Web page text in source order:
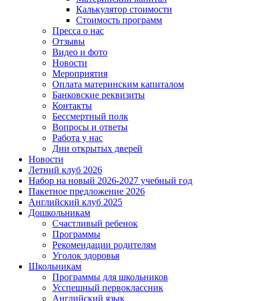
Калькулятор стоимости
Стоимость программ
Пресса о нас
Отзывы
Видео и фото
Новости
Мероприятия
Оплата материнским капиталом
Банковские реквизиты
Контакты
Бессмертный полк
Вопросы и ответы
Работа у нас
Дни открытых дверей
Новости
Летний клуб 2026
Набор на новый 2026-2027 учебный год
Пакетное предложение 2026
Английский клуб 2025
Дошкольникам
Счастливый ребенок
Программы
Рекомендации родителям
Уголок здоровья
Школьникам
Программы для школьников
Усспешный первоклассник
Английский язык